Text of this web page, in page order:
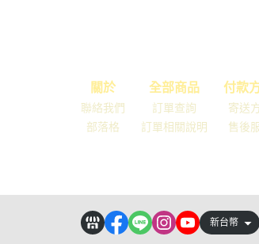
關於
聯絡我們
部落格
全部商品
訂單查詢
訂單相關說明
付款
寄送
售後
新台幣